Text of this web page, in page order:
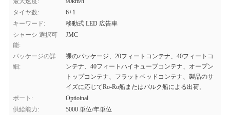
タイヤ数:
6+1
キーワード:
移動式 LED 広告車
シャーシ 選択可
能:
JMC
パッケージの詳
細:
裸のパッケージ、20フィートコンテナ、40フィートコ
ンテナ、40フィートハイキューブコンテナ、オープン
トップコンテナ、フラットベッドコンテナ、製品のサ
イズに応じてRo-Ro船またはバルク船による出荷。
ポート:
Optioinal
供給能力:
5000 単位/年単位